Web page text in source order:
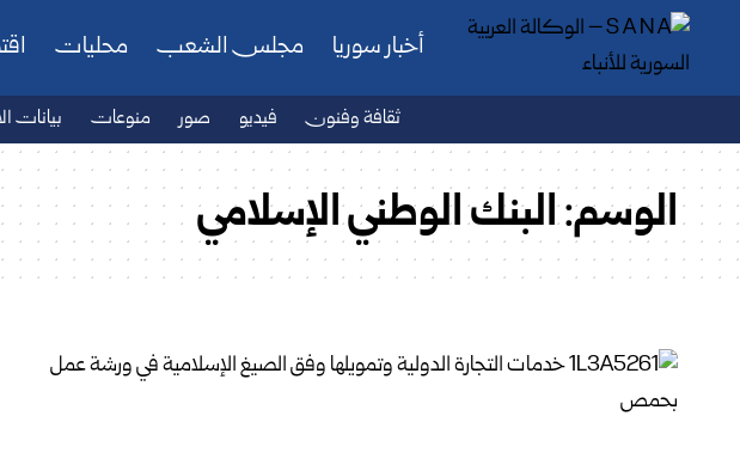
أخبار سوريا مجلس الشعب محليات
ثقافة وفنون فيديو صور منوعات بيانات
الوسم:البنك الوطني الإسلامي